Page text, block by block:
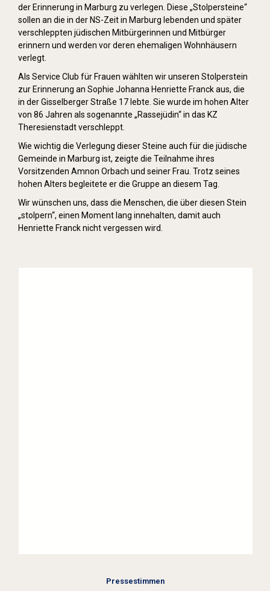
der Erinnerung in Marburg zu verlegen. Diese „Stolpersteine“
sollen an die in der NS-Zeit in Marburg lebenden und später
verschleppten jüdischen Mitbürgerinnen und Mitbürger
erinnern und werden vor deren ehemaligen Wohnhäusern
verlegt.
Als Service Club für Frauen wählten wir unseren Stolperstein
zur Erinnerung an Sophie Johanna Henriette Franck aus, die
in der Gisselberger Straße 17 lebte. Sie wurde im hohen Alter
von 86 Jahren als sogenannte „Rassejüdin“ in das KZ
Theresienstadt verschleppt.
Wie wichtig die Verlegung dieser Steine auch für die jüdische
Gemeinde in Marburg ist, zeigte die Teilnahme ihres
Vorsitzenden Amnon Orbach und seiner Frau. Trotz seines
hohen Alters begleitete er die Gruppe an diesem Tag.
Wir wünschen uns, dass die Menschen, die über diesen Stein
„stolpern“, einen Moment lang innehalten, damit auch
Henriette Franck nicht vergessen wird.
Pressestimmen